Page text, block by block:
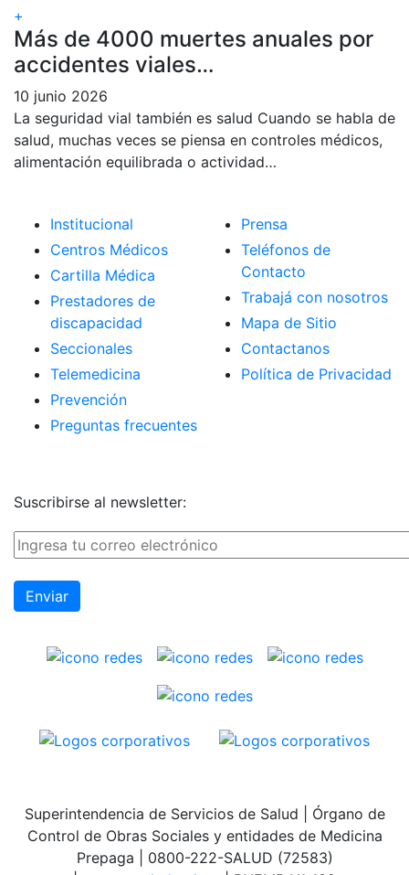
+
Más de 4000 muertes anuales por
accidentes viales…
10 junio 2026
La seguridad vial también es salud Cuando se habla de
salud, muchas veces se piensa en controles médicos,
alimentación equilibrada o actividad…
Institucional
Centros Médicos
Cartilla Médica
Prestadores de
discapacidad
Seccionales
Telemedicina
Prevención
Preguntas frecuentes
Prensa
Teléfonos de
Contacto
Trabajá con nosotros
Mapa de Sitio
Contactanos
Política de Privacidad
Suscribirse al newsletter:
Superintendencia de Servicios de Salud | Órgano de
Control de Obras Sociales y entidades de Medicina
Prepaga | 0800-222-SALUD (72583)